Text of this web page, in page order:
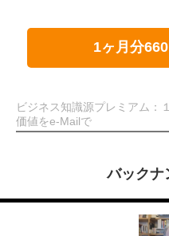
1ヶ月分
ビジネス知識源プレミアム：
価値をe-Mailで
バックナ